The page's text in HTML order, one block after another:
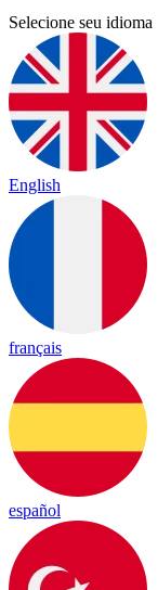
Selecione seu idioma
English
français
español